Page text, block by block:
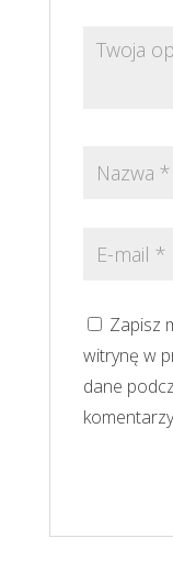
Zapisz
witrynę w
dane